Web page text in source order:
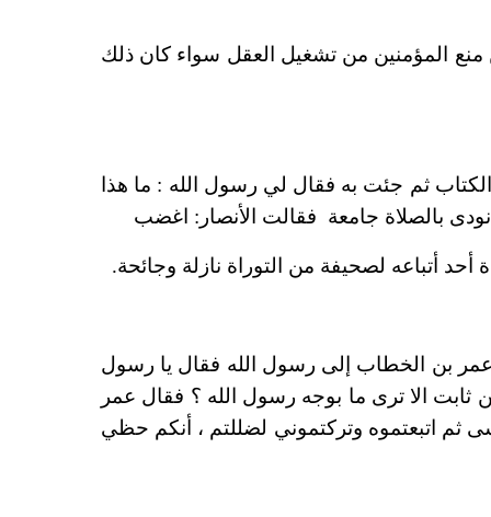
المؤمنين من تشغيل العقل سواء كان ذلك
ثم جئت به فقال لي رسول الله : ما هذا
بالصلاة جامعة فقالت الأنصار: اغضب
أحد أتباعه لصحيفة من التوراة نازلة وجائحة.
بن
الخطاب إلى رسول الله فقال يا رسول
ثابت
الا ترى ما بوجه رسول الله ؟ فقال عمر
ثم اتبعتموه وتركتموني لضللتم ، أنكم حظي